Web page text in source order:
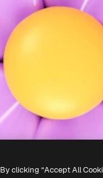
By clicking “Accept All